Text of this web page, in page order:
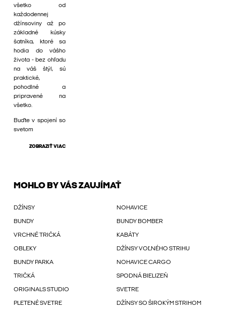
všetko od
každodennej
džínsoviny až po
základné kúsky
šatníka, ktoré sa
hodia do vášho
života - bez ohľadu
na váš štýl, sú
praktické,
pohodlné a
pripravené na
všetko.
Buďte v spojení so
svetom
ZOBRAZIŤ VIAC
MOHLO BY VÁS ZAUJÍMAŤ
DŽÍNSY NOHAVICE
BUNDY BUNDY BOMBER
VRCHNÉ TRIČKÁ KABÁTY
OBLEKY DŽÍNSY VOĽNÉHO STRIHU
BUNDY PARKA NOHAVICE CARGO
TRIČKÁ SPODNÁ BIELIZEŇ
ORIGINALS STUDIO SVETRE
PLETENÉ SVETRE DŽÍNSY SO ŠIROKÝM STRIHOM